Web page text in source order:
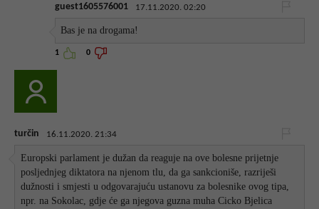
guest1605576001 17.11.2020. 02:20
Bas je na drogama!
1 0
turčin 16.11.2020. 21:34
Europski parlament je dužan da reaguje na ove bolesne prijetnje
posljednjeg diktatora na njenom tlu, da ga sankcioniše, razriješi
dužnosti i smjesti u odgovarajuću ustanovu za bolesnike ovog tipa,
npr. na Sokolac, gdje će ga njegova guzna muha Cicko Bjelica